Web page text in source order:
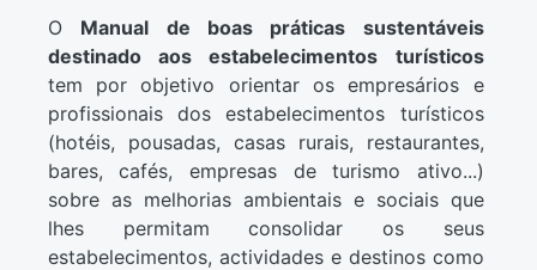
O Manual de boas práticas sustentáveis
destinado aos estabelecimentos turísticos
tem por objetivo orientar os empresários e
profissionais dos estabelecimentos turísticos
(hotéis, pousadas, casas rurais, restaurantes,
bares, cafés, empresas de turismo ativo...)
sobre as melhorias ambientais e sociais que
lhes permitam consolidar os seus
estabelecimentos, actividades e destinos como